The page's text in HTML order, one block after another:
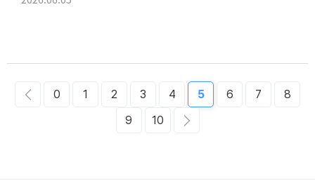
0 1 2 3 4 5 6 7
8
9
10